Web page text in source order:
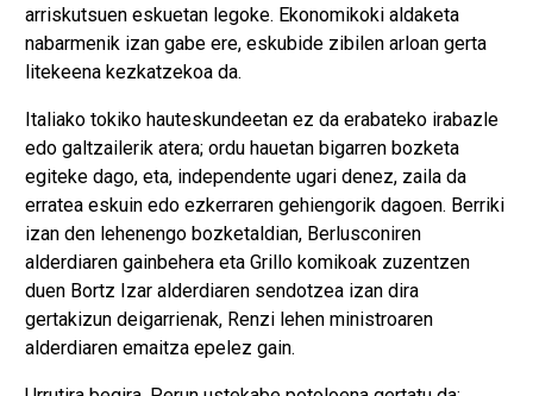
arriskutsuen eskuetan legoke. Ekonomikoki aldaketa
nabarmenik izan gabe ere, eskubide zibilen arloan gerta
litekeena kezkatzekoa da.
Italiako tokiko hauteskundeetan ez da erabateko irabazle
edo galtzailerik atera; ordu hauetan bigarren bozketa
egiteke dago, eta, independente ugari denez, zaila da
erratea eskuin edo ezkerraren gehiengorik dagoen. Berriki
izan den lehenengo bozketaldian, Berlusconiren
alderdiaren gainbehera eta Grillo komikoak zuzentzen
duen Bortz Izar alderdiaren sendotzea izan dira
gertakizun deigarrienak, Renzi lehen ministroaren
alderdiaren emaitza epelez gain.